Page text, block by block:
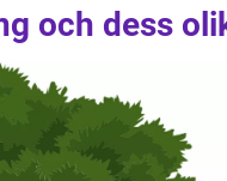
och dess